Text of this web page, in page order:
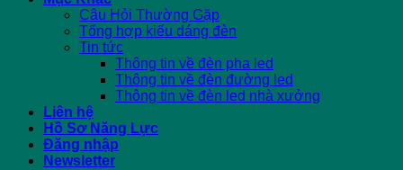
Câu Hỏi Thường Gặp
Tổng hợp kiểu dáng đèn
Tin tức
Thông tin về đèn pha led
Thông tin về đèn đường led
Thông tin về đèn led nhà xưởng
Liên hệ
Hồ Sơ Năng Lực
Đăng nhập
Newsletter